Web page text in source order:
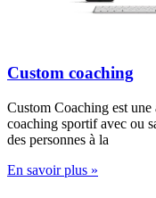
Custom coaching
Custom Coaching est
coaching sportif avec ou
des personnes à la
En savoir plus »